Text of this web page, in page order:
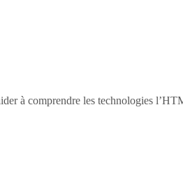
à comprendre les technologies